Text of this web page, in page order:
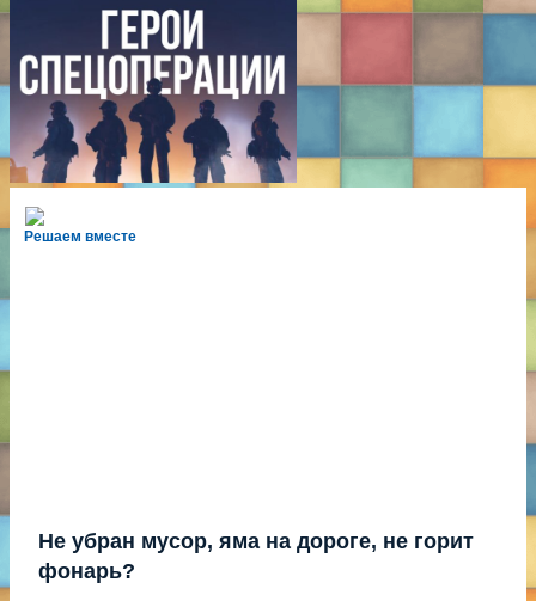
Решаем вместе
Не убран мусор, яма на дороге, не горит
фонарь?